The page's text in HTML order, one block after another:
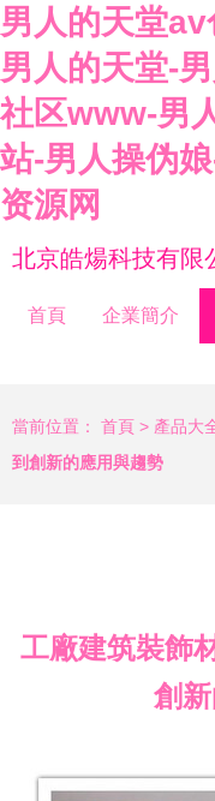
男人的天堂
男人的天堂-
社区www-男
站-男人操伪
资源网
北京皓煬科技有限
首頁 企業簡介
當前位置： 首頁 > 產品大
到創新的應用與趨勢
工廠建筑裝飾
創